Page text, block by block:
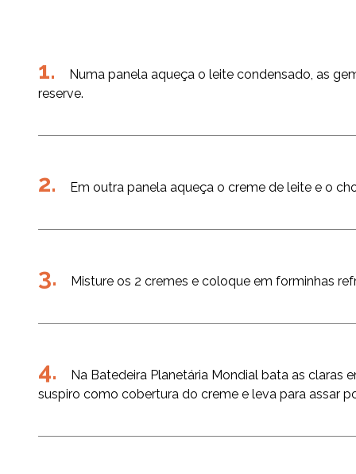
Numa panela aqueça o leite condensado, as
reserve.
Em outra panela aqueça o creme de leite e o
Misture os 2 cremes e coloque em forminhas
Na Batedeira Planetária Mondial bata as claras
suspiro como cobertura do creme e leva para assar